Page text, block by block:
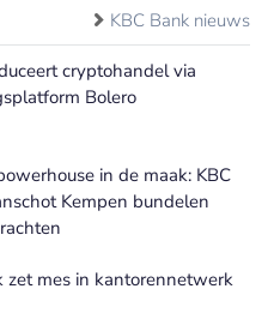
KBC Bank nieuws
cryptohandel via
Bolero
in de maak: KBC
Kempen bundelen
zet mes in kantorennetwerk